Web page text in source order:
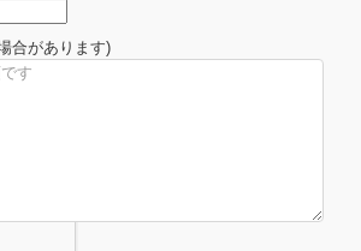
合があります)